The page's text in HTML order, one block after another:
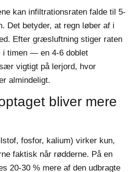
kan infiltrationsraten falde til 5-
Det betyder, at regn løber af i
Efter græsluftning stiger raten
i timen — en 4-6 doblet
vigtigt på lerjord, hvor
almindeligt.
bliver mere
fosfor, kalium) virker kun,
faktisk når rødderne. På en
20-30 % mere af den udbragte